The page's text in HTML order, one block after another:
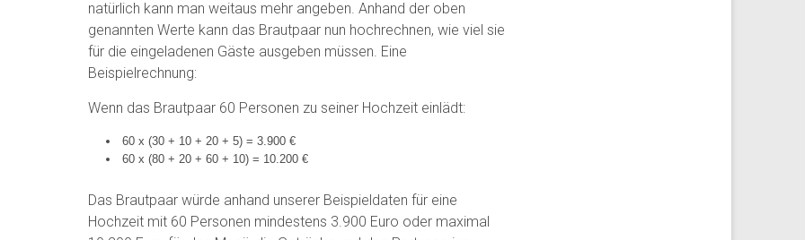
natürlich kann man weitaus mehr angeben. Anhand der oben
genannten Werte kann das Brautpaar nun hochrechnen, wie viel sie
für die eingeladenen Gäste ausgeben müssen. Eine
Beispielrechnung:
Wenn das Brautpaar 60 Personen zu seiner Hochzeit einlädt:
60 x (30 + 10 + 20 + 5) = 3.900 €
60 x (80 + 20 + 60 + 10) = 10.200 €
Das Brautpaar würde anhand unserer Beispieldaten für eine
Hochzeit mit 60 Personen mindestens 3.900 Euro oder maximal